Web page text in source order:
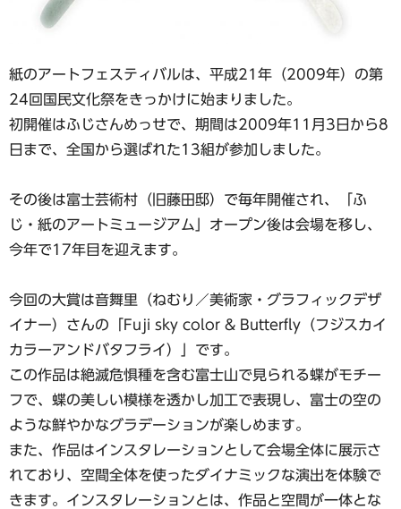
紙のアートフェスティバルは、平成21年（2009年）の第
24回国民文化祭をきっかけに始まりました。
初開催はふじさんめっせで、期間は2009年11月3日から8
日まで、全国から選ばれた13組が参加しました。
その後は富士芸術村（旧藤田邸）で毎年開催され、「ふ
じ・紙のアートミュージアム」オープン後は会場を移し、
今年で17年目を迎えます。
今回の大賞は音舞里（ねむり／美術家・グラフィックデザ
イナー）さんの「Fuji sky color & Butterfly（フジスカイ
カラーアンドバタフライ）」です。
この作品は絶滅危惧種を含む富士山で見られる蝶がモチー
フで、蝶の美しい模様を透かし加工で表現し、富士の空の
ような鮮やかなグラデーションが楽しめます。
また、作品はインスタレーションとして会場全体に展示さ
れており、空間全体を使ったダイナミックな演出を体験で
きます。インスタレーションとは、作品と空間が一体とな